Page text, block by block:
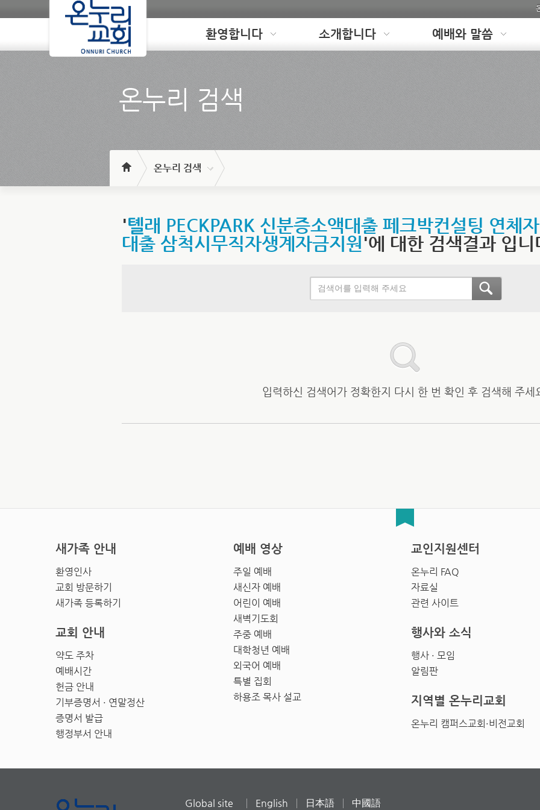
Loading 환영합니다 소개합니다 예배와 말씀
온누리 검색
온누리 검색
'톌래 PECKPARK 신분증소액대출 페크박컨설팅 연체
대출 삼척시무직자생계자금지원'에 대한 검색결과 입니
입력하신 검색어가 정확한지 다시 한 번 확인 후 검색해 주세
새가족 안내
환영인사
교회 방문하기
새가족 등록하기
예배 영상
주일 예배
새신자 예배
어린이 예배
새벽기도회
주중 예배
대학청년 예배
외국어 예배
특별 집회
하용조 목사 설교
교인지원센터
온누리 FAQ
자료실
관련 사이트
교회 안내
약도 주차
예배시간
헌금 안내
기부증명서 · 연말정산
증명서 발급
행정부서 안내
행사와 소식
행사 · 모임
알림판
지역별 온누리교회
온누리 캠퍼스교회·비전교회
Global site English 日本語 中國語